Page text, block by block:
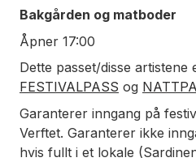
Bakgården og matboder
Åpner 17:00
Dette passet/disse artistene
FESTIVALPASS og
Garanterer inngang på
Verftet. Garanterer ikke
hvis fullt i et lokale